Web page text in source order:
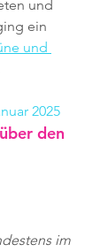
und
ein
und
2025
den
im